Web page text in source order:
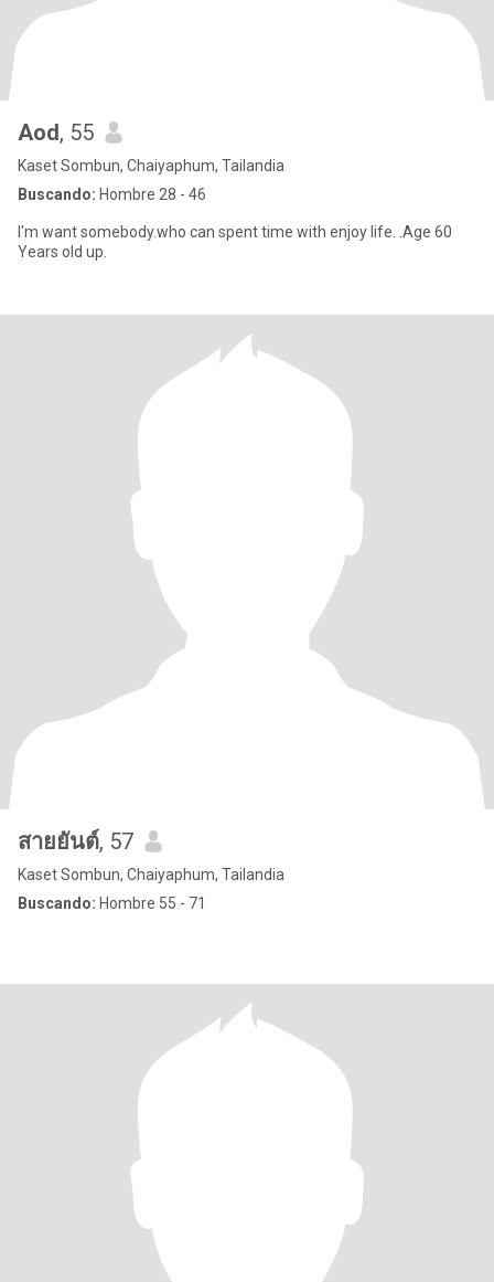
Aod, 55
Kaset Sombun, Chaiyaphum, Tailandia
Buscando: Hombre 28 - 46
l'm want somebody.who can spent time with enjoy life. .Age 60
Years old up.
สายยันต์, 57
Kaset Sombun, Chaiyaphum, Tailandia
Buscando: Hombre 55 - 71